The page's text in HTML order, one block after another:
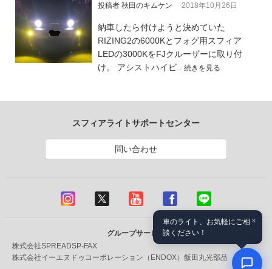
投稿者 秋田のキムケン 2018年10月26日
納車したら付けようと決めていた
RIZING2の6000Kとフォグ用スフィア
LEDの3000KをFJクルーザーに取り付
け。 アシストハイビ.. 続きを見る
スフィアライトサポートセンター
問い合わせ
グループサービス
株式会社SPREADSP-FAX
株式会社イーエヌドゥコーポレーション（ENDOX） 飯田丸光部品
×
車のライト、お気軽にご相
談ください！